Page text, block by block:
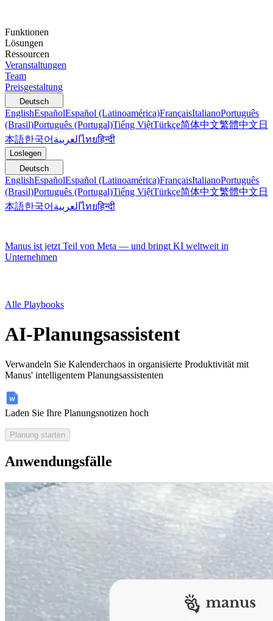
Funktionen
Lösungen
Ressourcen
Veranstaltungen
Team
Preisgestaltung
Deutsch
EnglishEspañolEspañol (Latinoamérica)FrançaisItalianoPortuguês
(Brasil)Português (Portugal)Tiếng ViệtTürkçe简体中文繁體中文 日
本語한국어 العربيةไทยहिन्दी
Loslegen
Deutsch
EnglishEspañolEspañol (Latinoamérica)FrançaisItalianoPortuguês
(Brasil)Português (Portugal)Tiếng ViệtTürkçe简体中文繁體中文 日
本語한국어 العربيةไทยहिन्दी
Manus ist jetzt Teil von Meta — und bringt KI weltweit in
Unternehmen
Alle Playbooks
AI-Planungsassistent
Verwandeln Sie Kalenderchaos in organisierte Produktivität mit
Manus' intelligentem Planungsassistenten
Laden Sie Ihre Planungsnotizen hoch
Planung starten
Anwendungsfälle